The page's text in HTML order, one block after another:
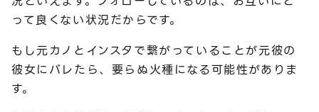
って良くない状況だからです。
もし元カノとインスタで繋がっていることが元彼の
彼女にバレたら、要らぬ火種になる可能性がありま
す。